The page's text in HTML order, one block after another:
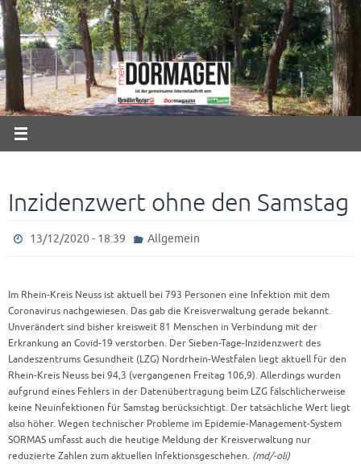
Zum
Inhalt
springen
Inzidenzwert ohne den Samstag
13/12/2020 - 18:39 Allgemein
Im Rhein-Kreis Neuss ist aktuell bei 793 Personen eine Infektion mit dem
Coronavirus nachgewiesen. Das gab die Kreisverwaltung gerade bekannt.
Unverändert sind bisher kreisweit 81 Menschen in Verbindung mit der
Erkrankung an Covid-19 verstorben. Der Sieben-Tage-Inzidenzwert des
Landeszentrums Gesundheit (LZG) Nordrhein-Westfalen liegt aktuell für den
Rhein-Kreis Neuss bei 94,3 (vergangenen Freitag 106,9). Allerdings wurden
aufgrund eines Fehlers in der Datenübertragung beim LZG fälschlicherweise
keine Neuinfektionen für Samstag berücksichtigt. Der tatsächliche Wert liegt
also höher. Wegen technischer Probleme im Epidemie-Management-System
SORMAS umfasst auch die heutige Meldung der Kreisverwaltung nur
reduzierte Zahlen zum aktuellen Infektionsgeschehen. (md/-oli)